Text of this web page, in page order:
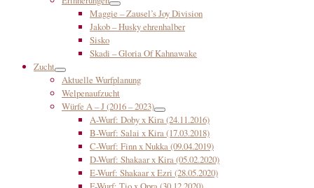
Maggie – Zausel’s Joy Division
Jakob – Husky ehrenhalber
Sisko
Skadi – Gloria Of Kahnawake
Zucht
Aktuelle Wurfplanung
Welpenaufzucht
Würfe A – J (2016 – 2023)
A-Wurf: Doby x Kira (24.11.2016)
B-Wurf: Salai x Kira (17.03.2018)
C-Wurf: Finn x Nukka (09.04.2019)
D-Wurf: Shakaar x Kira (05.02.2020)
E-Wurf: Shakaar x Ezri (28.05.2020)